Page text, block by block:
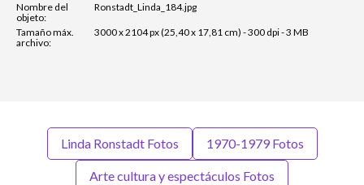
Nombre del
objeto:
Ronstadt_Linda_184.jpg
Tamaño máx.
archivo:
3000 x 2104 px (25,40 x 17,81 cm) - 300 dpi - 3 MB
Linda Ronstadt Fotos 1970-1979 Fotos
Arte cultura y espectáculos Fotos